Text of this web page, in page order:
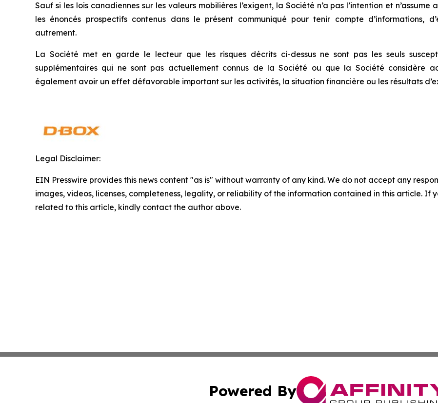
Sauf si les lois canadiennes sur les valeurs mobilières l’exigent, la Société n’a pas l’intention et
les énoncés prospectifs contenus dans le présent communiqué pour tenir compte d’informations,
autrement.
La Société met en garde le lecteur que les risques décrits ci-dessus ne sont pas les seuls
supplémentaires qui ne sont pas actuellement connus de la Société ou que la Société considère
également avoir un effet défavorable important sur les activités, la situation financière ou les résultats
Legal Disclaimer:
EIN Presswire provides this news content "as is" without warranty of any kind. We do not accept any
images, videos, licenses, completeness, legality, or reliability of the information contained in this article. If
related to this article, kindly contact the author above.
Powered By